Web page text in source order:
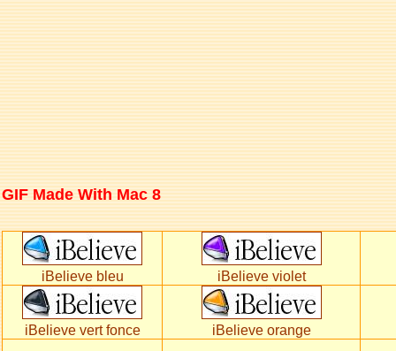
GIF Made With Mac 8
iBelieve bleu iBelieve violet
iBelieve vert fonce iBelieve orange